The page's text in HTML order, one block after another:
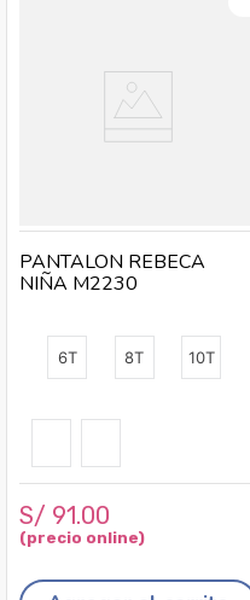
6T 8T 10T
PANTALON REBECA
NIÑA M2230
S/ 91.00